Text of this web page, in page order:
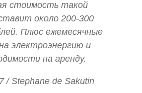
стоимость такой
около 200-300
Плюс ежемесячные
электроэнергию и
на аренду.
/ Stephane de Sakutin